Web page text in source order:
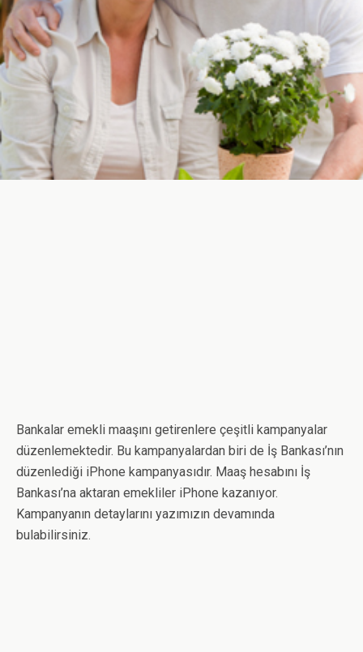
Bankalar emekli maaşını getirenlere çeşitli kampanyalar
düzenlemektedir. Bu kampanyalardan biri de İş Bankası’nın
düzenlediği iPhone kampanyasıdır. Maaş hesabını İş
Bankası’na aktaran emekliler iPhone kazanıyor.
Kampanyanın detaylarını yazımızın devamında
bulabilirsiniz.